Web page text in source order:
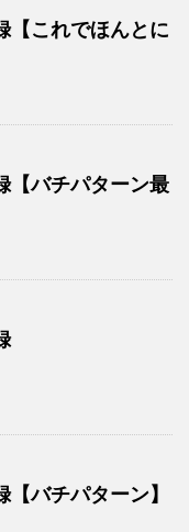
【これでほんとに
【バチパターン最
バチパターン】